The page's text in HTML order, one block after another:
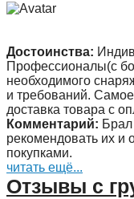
Достоинства:
Профессионалы(с
необходимого
и требований.
доставка товара с
Комментарий:
рекомендовать их и
покупками.
читать ещё...
Отзывы с